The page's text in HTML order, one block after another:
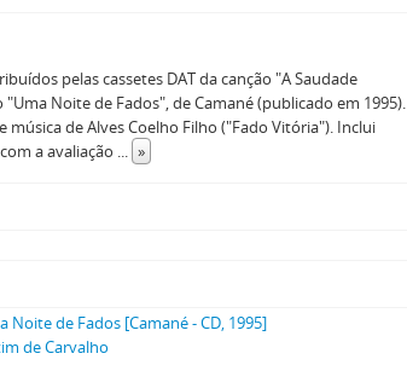
pelas cassetes DAT da canção "A Saudade
Noite de Fados", de Camané (publicado em 1995).
música de Alves Coelho Filho ("Fado Vitória"). Inclui
a avaliação ... »
Noite de Fados [Camané - CD, 1995]
de Carvalho